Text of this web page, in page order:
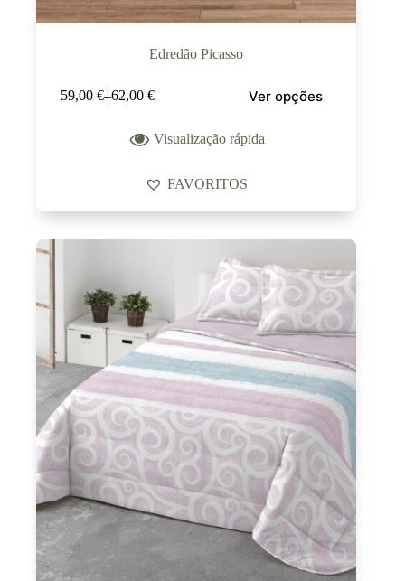
Edredão Picasso
59,00 €–62,00 € Ver opções
Visualização rápida
FAVORITOS